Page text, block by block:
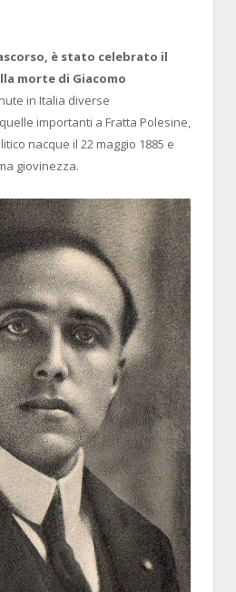
è stato celebrato il
morte di Giacomo
in Italia diverse
importanti a Fratta Polesine,
nacque il 22 maggio 1885 e
giovinezza.